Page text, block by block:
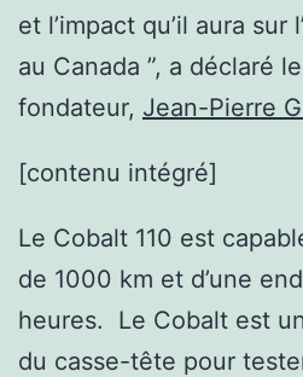
et l’impact qu’il aura sur
au Canada ”, a déclaré
fondateur, Jean-Pierre
[contenu intégré]
Le Cobalt 110 est
de 1000 km et d’une
heures. Le Cobalt est
du casse-tête pour